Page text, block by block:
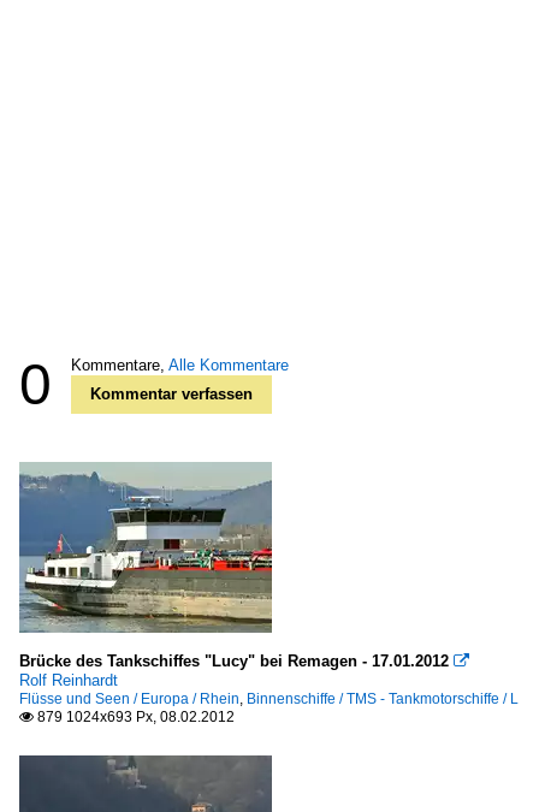
0 Kommentare, Alle Kommentare
Kommentar verfassen
Brücke des Tankschiffes "Lucy" bei Remagen - 17.01.2012 
Rolf Reinhardt
Flüsse und Seen / Europa / Rhein Binnenschiffe / TMS - Tankmotorschiffe / L
 879 1024x693 Px, 08.02.2012